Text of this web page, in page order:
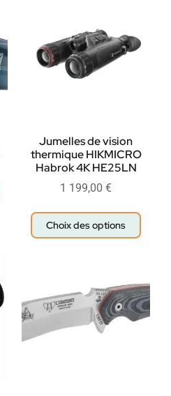
Jumelles de vision
thermique HIKMICRO
Habrok 4K HE25LN
1 199,00 €
Choix des options